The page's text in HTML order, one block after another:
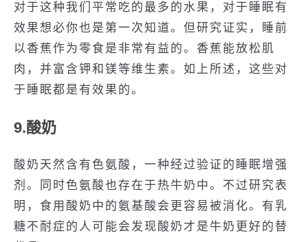
对于这种我们平常吃的最多的水果，对于睡眠有
效果想必你也是第一次知道。但研究证实，睡前
以香蕉作为零食是非常有益的。香蕉能放松肌
肉，并富含钾和镁等维生素。如上所述，这些对
于睡眠都是有效果的。
9.酸奶
酸奶天然含有色氨酸，一种经过验证的睡眠增强
剂。同时色氨酸也存在于热牛奶中。不过研究表
明，食用酸奶中的氨基酸会更容易被消化。有乳
糖不耐症的人可能会发现酸奶才是牛奶更好的替